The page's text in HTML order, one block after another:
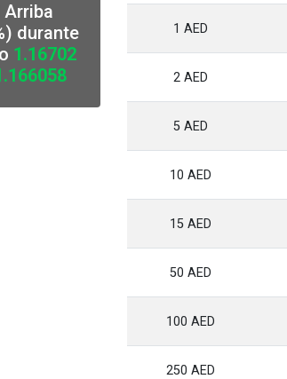
durante
1.16702
1 AED
2 AED
5 AED
10 AED
15 AED
50 AED
100 AED
250 AED